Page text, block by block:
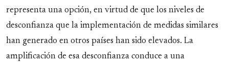
representa una opción, en virtud de que los niveles de
desconfianza que la implementación de medidas similares
han generado en otros países han sido elevados. La
amplificación de esa desconfianza conduce a una